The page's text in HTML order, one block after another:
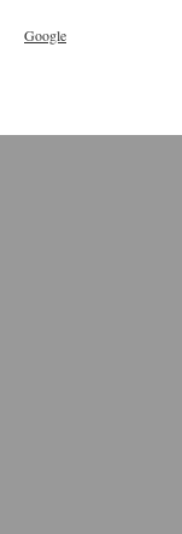
Google